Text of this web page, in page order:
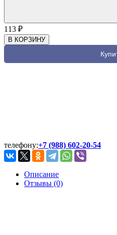
113 ₽
В КОРЗИНУ
телефону:+7 (988) 602-20-54
Описание
Отзывы (0)